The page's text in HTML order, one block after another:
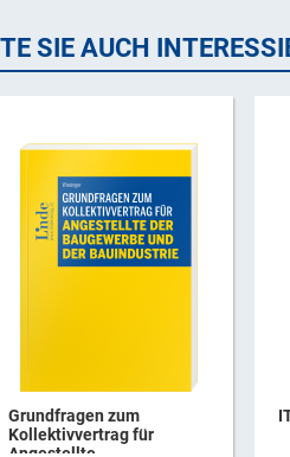
SIE AUCH
Grundfragen zum
Kollektivvertrag für
Angestellte ...